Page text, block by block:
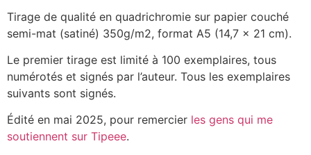
Tirage de qualité en quadrichromie sur papier couché
semi-mat (satiné) 350g/m2, format A5 (14,7 x 21 cm).
Le premier tirage est limité à 100 exemplaires, tous
numérotés et signés par l’auteur. Tous les exemplaires
suivants sont signés.
Édité en mai 2025, pour remercier les gens qui me
soutiennent sur Tipeee.